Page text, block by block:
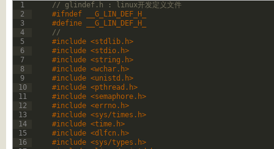
1
2
3
4
5
6
7
8
9
10
11
12
13
14
15
16
// glindef.h : linux开发定义文件
#ifndef __G_LIN_DEF_H_
#define __G_LIN_DEF_H_
//
#include <stdlib.h>
#include <stdio.h>
#include <string.h>
#include <wchar.h>
#include <unistd.h>
#include <pthread.h>
#include <semaphore.h>
#include <errno.h>
#include <sys/times.h>
#include <time.h>
#include <dlfcn.h>
#include <sys/types.h>